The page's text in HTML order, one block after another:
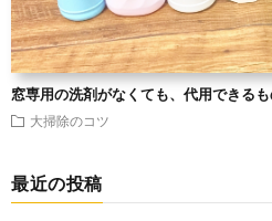
窓専用の洗剤がなくても、代用できる
大掃除のコツ
最近の投稿